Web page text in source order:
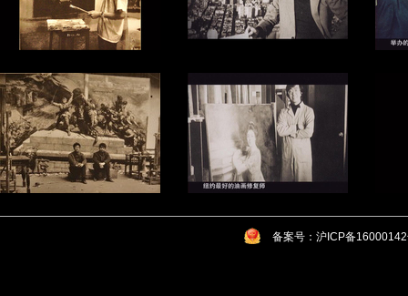
备案号：沪ICP备